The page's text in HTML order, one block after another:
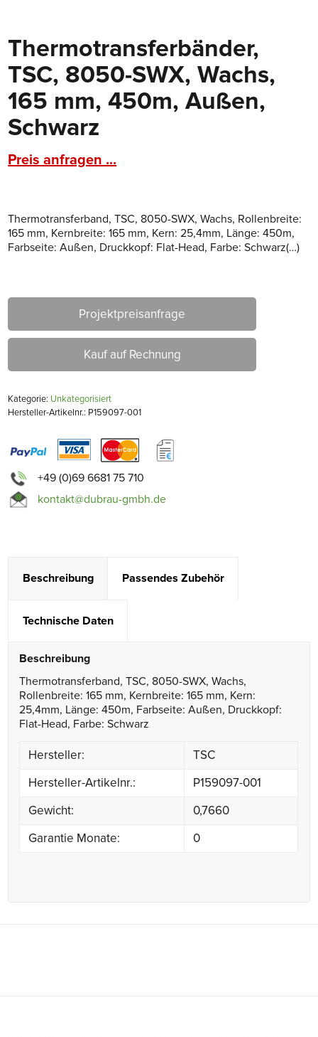
Thermotransferbänder,
TSC, 8050-SWX, Wachs,
165 mm, 450m, Außen,
Schwarz
Preis anfragen ...
Thermotransferband, TSC, 8050-SWX, Wachs, Rollenbreite:
165 mm, Kernbreite: 165 mm, Kern: 25,4mm, Länge: 450m,
Farbseite: Außen, Druckkopf: Flat-Head, Farbe: Schwarz(…)
Projektpreisanfrage
Kauf auf Rechnung
Kategorie: Unkategorisiert
Hersteller-Artikelnr.: P159097-001
+49 (0)69 6681 75 710
kontakt@dubrau-gmbh.de
Beschreibung Passendes Zubehör
Technische Daten
Beschreibung
Thermotransferband, TSC, 8050-SWX, Wachs,
Rollenbreite: 165 mm, Kernbreite: 165 mm, Kern:
25,4mm, Länge: 450m, Farbseite: Außen, Druckkopf:
Flat-Head, Farbe: Schwarz
Hersteller:
TSC
Hersteller-Artikelnr.:
P159097-001
Gewicht:
0,7660
Garantie Monate:
0